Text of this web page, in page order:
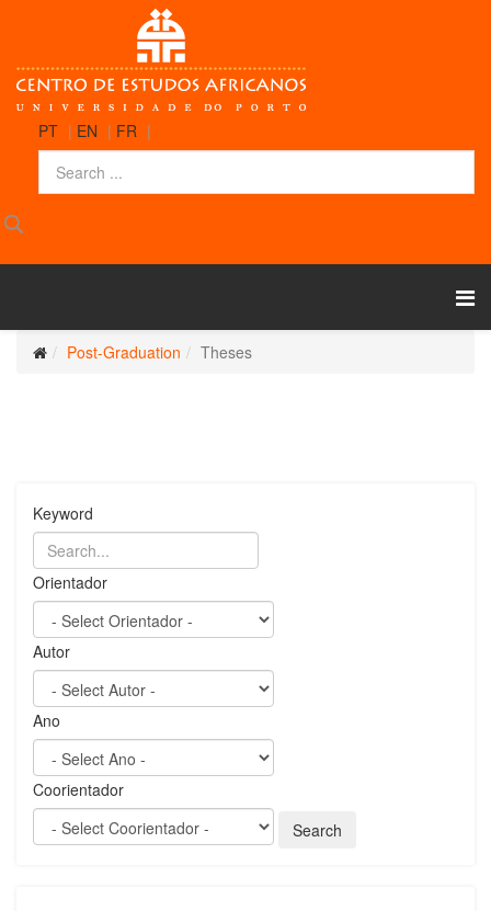
PT | EN | FR |
Post-Graduation Theses
Keyword
Orientador
Autor
Ano
Coorientador